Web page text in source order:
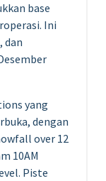
base
Ini
dan
yang
dengan
over 12
10AM
Piste